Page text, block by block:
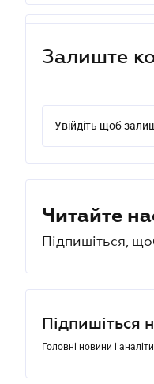
Залиште
Увійдіть щоб
Читайте
Підпишіться,
Підпишіться
Головні новини і